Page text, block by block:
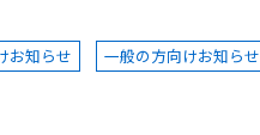
お知らせ 一般の方向けお知らせ